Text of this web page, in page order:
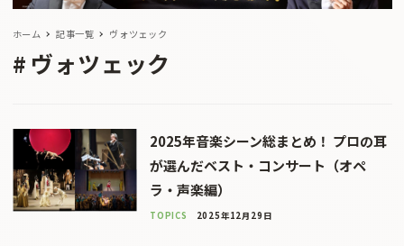
ホーム 記事一覧 ヴォツェック
ヴォツェック
2025年音楽シーン総まとめ！ プロの耳
が選んだベスト・コンサート（オペ
ラ・声楽編）
TOPICS 2025年12月29日